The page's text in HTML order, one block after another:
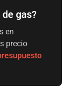
gas?
en
precio